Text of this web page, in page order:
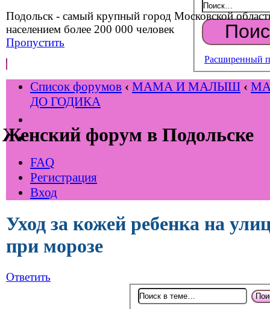
Подольск - самый крупный город Московской
населением более 200 000 человек
Пропустить
Женский форум в Подольске
Расширенный
Список форумов ‹ МАМА И МАЛЫШ ‹
ДО ГОДИКА
FAQ
Регистрация
Вход
Уход за кожей ребенка на
при морозе
Ответить